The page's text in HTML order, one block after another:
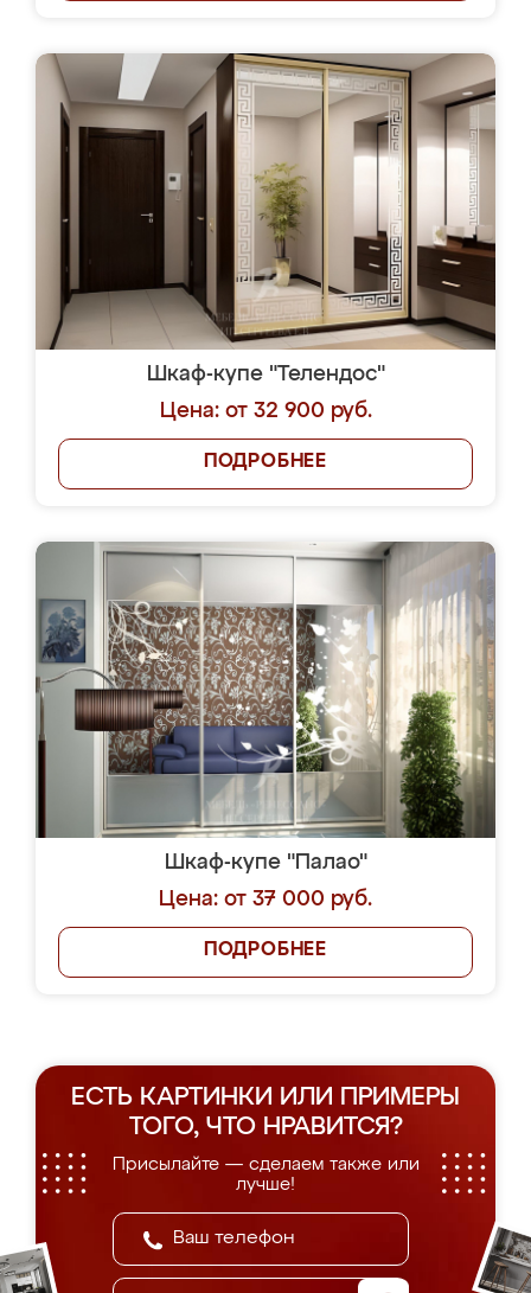
Шкаф-купе "Телендос"
Цена: от 32 900 руб.
ПОДРОБНЕЕ
Шкаф-купе "Палао"
Цена: от 37 000 руб.
ПОДРОБНЕЕ
ЕСТЬ КАРТИНКИ ИЛИ ПРИМЕРЫ
ТОГО, ЧТО НРАВИТСЯ?
Присылайте — сделаем также или
лучше!